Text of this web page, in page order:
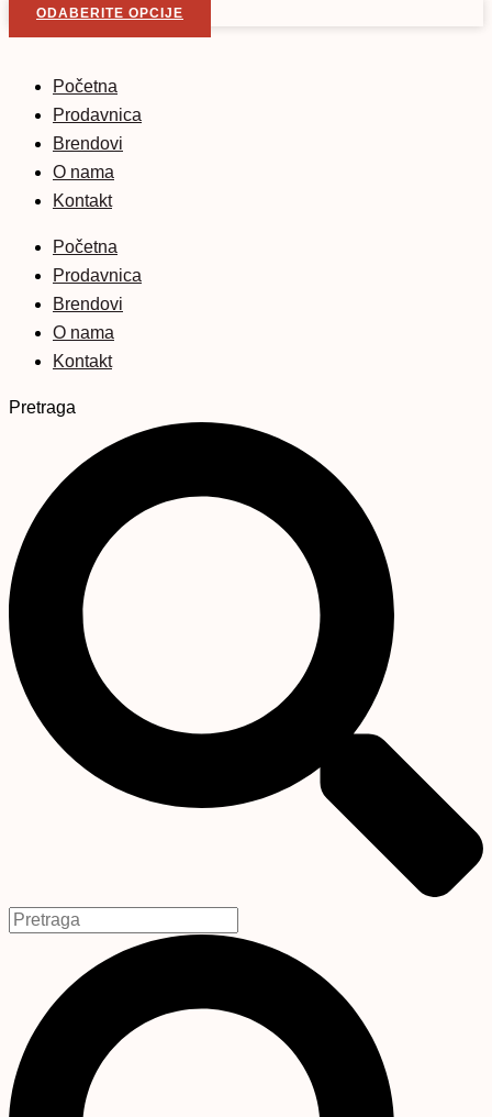
Kontakt
ODABERITE OPCIJE
Početna
Prodavnica
Brendovi
O nama
Kontakt
Početna
Prodavnica
Brendovi
O nama
Kontakt
Pretraga